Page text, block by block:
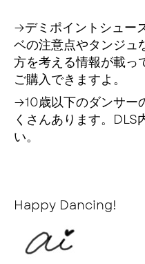
→デミポイントシュー
ベの注意点やタンジュ
方を考える情報が載っ
ご購入できますよ。
→10歳以下のダンサー
くさんあります。DLS
い。
Happy Dancing!